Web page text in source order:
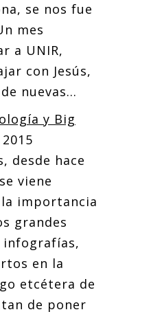
se nos fue
mes
a UNIR,
con Jesús,
nuevas...
y Big
desde hace
viene
importancia
grandes
infografías,
en la
etcétera de
de poner